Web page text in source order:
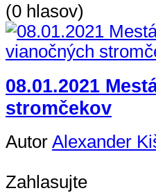
(0 hlasov)
08.01.2021
stromčekov
Autor Alexander
Zahlasujte